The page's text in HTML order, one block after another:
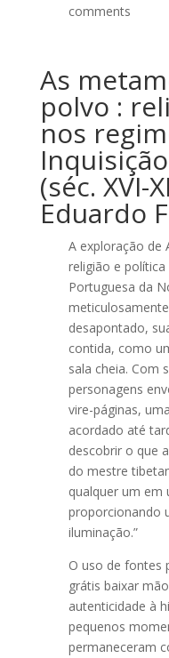
comments
As
polvo :
nos
(séc. XVI-
Eduardo
A exploração de
religião e
Portuguesa da
desapontado,
contida, como
sala cheia. Com
personagens
vire-páginas,
acordado até
descobrir o que
do mestre
qualquer um em
proporcionando
iluminação.”
O uso de fontes
grátis baixar
autenticidade à
pequenos
permaneceram